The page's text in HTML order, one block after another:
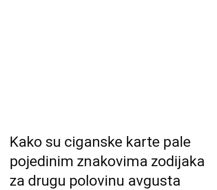
Kako su ciganske karte pale
pojedinim znakovima zodijaka
za drugu polovinu avgusta